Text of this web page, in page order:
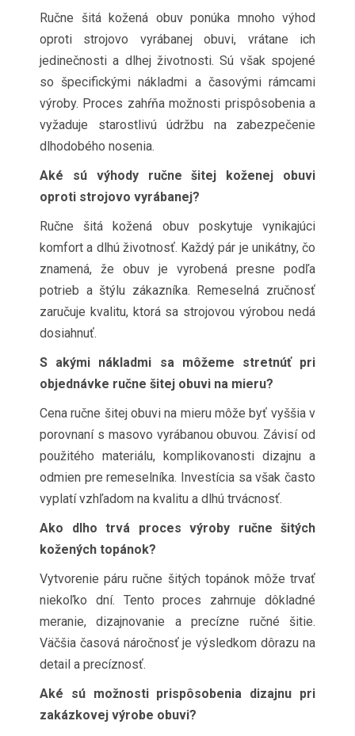
Ručne šitá kožená obuv ponúka mnoho výhod
oproti strojovo vyrábanej obuvi, vrátane ich
jedinečnosti a dlhej životnosti. Sú však spojené
so špecifickými nákladmi a časovými rámcami
výroby. Proces zahŕňa možnosti prispôsobenia a
vyžaduje starostlivú údržbu na zabezpečenie
dlhodobého nosenia.
Aké sú výhody ručne šitej koženej obuvi
oproti strojovo vyrábanej?
Ručne šitá kožená obuv poskytuje vynikajúci
komfort a dlhú životnosť. Každý pár je unikátny, čo
znamená, že obuv je vyrobená presne podľa
potrieb a štýlu zákazníka. Remeselná zručnosť
zaručuje kvalitu, ktorá sa strojovou výrobou nedá
dosiahnuť.
S akými nákladmi sa môžeme stretnúť pri
objednávke ručne šitej obuvi na mieru?
Cena ručne šitej obuvi na mieru môže byť vyššia v
porovnaní s masovo vyrábanou obuvou. Závisí od
použitého materiálu, komplikovanosti dizajnu a
odmien pre remeselníka. Investícia sa však často
vyplatí vzhľadom na kvalitu a dlhú trvácnosť.
Ako dlho trvá proces výroby ručne šitých
kožených topánok?
Vytvorenie páru ručne šitých topánok môže trvať
niekoľko dní. Tento proces zahrnuje dôkladné
meranie, dizajnovanie a precízne ručné šitie.
Väčšia časová náročnosť je výsledkom dôrazu na
detail a precíznosť.
Aké sú možnosti prispôsobenia dizajnu pri
zakázkovej výrobe obuvi?